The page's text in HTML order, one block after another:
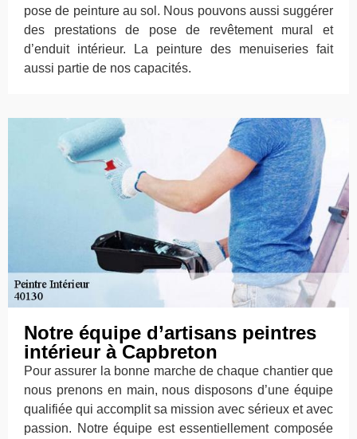
pose de peinture au sol. Nous pouvons aussi suggérer
des prestations de pose de revêtement mural et
d’enduit intérieur. La peinture des menuiseries fait
aussi partie de nos capacités.
Notre équipe d’artisans peintres
intérieur à Capbreton
Pour assurer la bonne marche de chaque chantier que
nous prenons en main, nous disposons d’une équipe
qualifiée qui accomplit sa mission avec sérieux et avec
passion. Notre équipe est essentiellement composée